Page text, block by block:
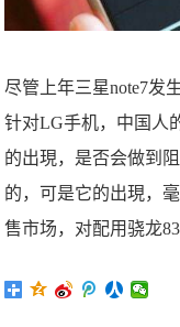
尽管上年三星note7发
针对LG手机，中国人
的出現，是否会做到
的，可是它的出現，
售市场，对配用骁龙